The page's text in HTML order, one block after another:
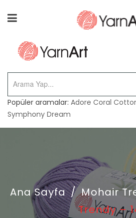
Popüler aramalar: Adore Coral
Symphony Dream
Ana Sayfa / Mohair
Trendy –